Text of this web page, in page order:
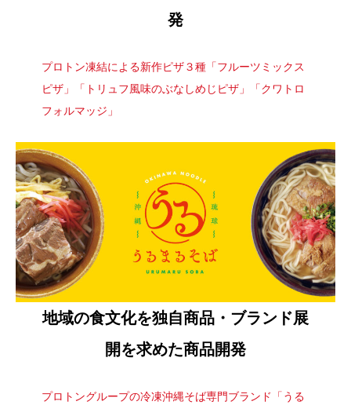
発
プロトン凍結による新作ピザ３種「フルーツミックス
ピザ」「トリュフ風味のぶなしめじピザ」「クワトロ
フォルマッジ」
地域の食文化を独自商品・ブランド展
開を求めた商品開発​
プロトングループの冷凍沖縄そば専門ブランド「うる